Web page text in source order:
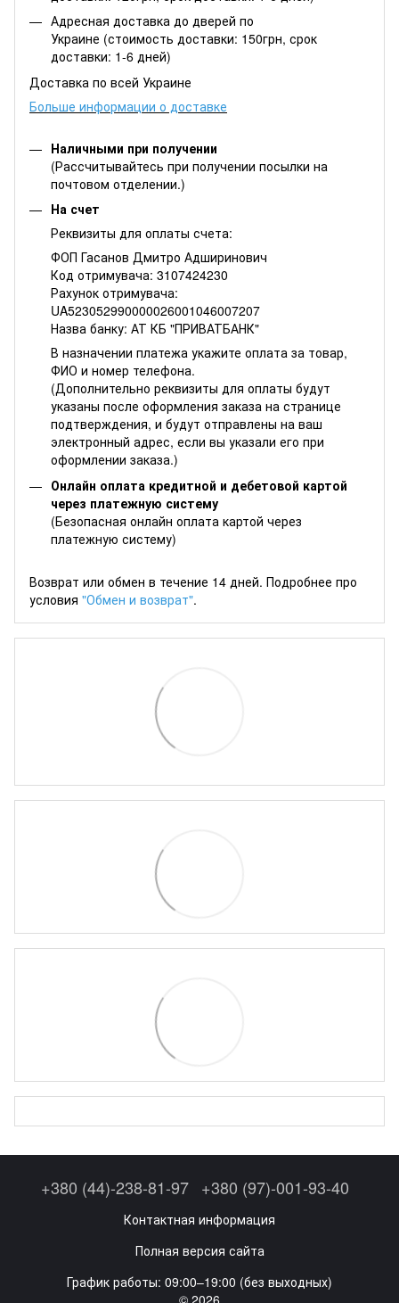
Адресная доставка до дверей по
Украине (стоимость доставки: 150грн, срок
доставки: 1-6 дней)
Доставка по всей Украине
Больше информации о доставке
Наличными при получении
(Рассчитывайтесь при получении посылки на
почтовом отделении.)
На счет
Реквизиты для оплаты счета:
ФОП Гасанов Дмитро Адширинович
Код отримувача: 3107424230
Рахунок отримувача:
UA523052990000026001046007207
Назва банку: АТ КБ "ПРИВАТБАНК"
В назначении платежа укажите оплата за товар,
ФИО и номер телефона.
(Дополнительно реквизиты для оплаты будут
указаны после оформления заказа на странице
подтверждения, и будут отправлены на ваш
электронный адрес, если вы указали его при
оформлении заказа.)
Онлайн оплата кредитной и дебетовой картой
через платежную систему
(Безопасная онлайн оплата картой через
платежную систему)
Возврат или обмен в течение 14 дней. Подробнее про
условия "Обмен и возврат".
+380 (44)-238-81-97 +380 (97)-001-93-40
Контактная информация
Полная версия сайта
График работы: 09:00–19:00 (без выходных)
© 2026